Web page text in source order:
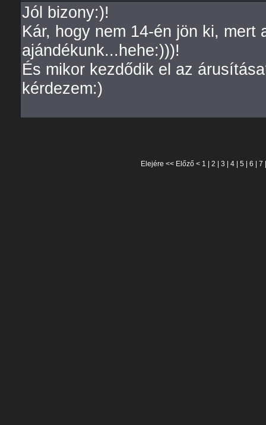
Jól bizony:)!
Kár, hogy nem 14-én jön ki, mert
ajándékunk...hehe:)))!
És mikor kezdődik el az
kérdezem:)
Elejére << Előző< 1 2 3 4| 5 6 7